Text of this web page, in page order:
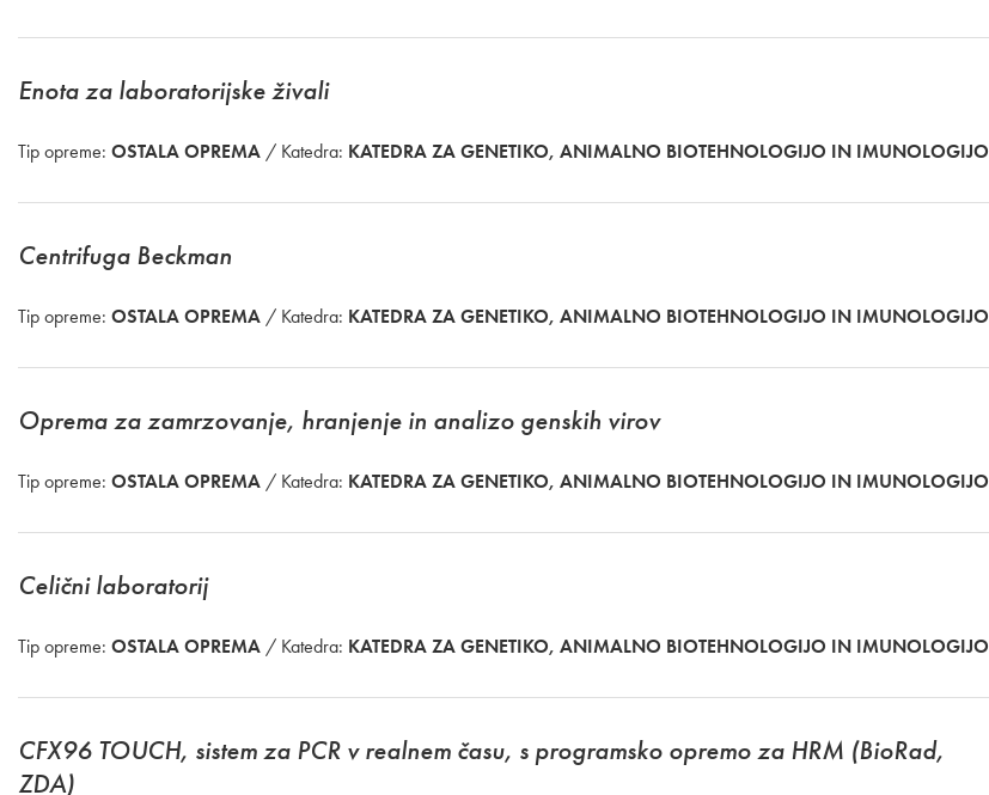
Enota za laboratorijske živali
Tip opreme: OSTALA OPREMA / Katedra: KATEDRA ZA GENETIKO, ANIMALNO BIOTEHNOLOGIJO IN IMUNOLOGIJO
Centrifuga Beckman
Tip opreme: OSTALA OPREMA / Katedra: KATEDRA ZA GENETIKO, ANIMALNO BIOTEHNOLOGIJO IN IMUNOLOGIJO
Oprema za zamrzovanje, hranjenje in analizo genskih virov
Tip opreme: OSTALA OPREMA / Katedra: KATEDRA ZA GENETIKO, ANIMALNO BIOTEHNOLOGIJO IN IMUNOLOGIJO
Celični laboratorij
Tip opreme: OSTALA OPREMA / Katedra: KATEDRA ZA GENETIKO, ANIMALNO BIOTEHNOLOGIJO IN IMUNOLOGIJO
CFX96 TOUCH, sistem za PCR v realnem času, s programsko opremo za HRM (BioRad,
ZDA)